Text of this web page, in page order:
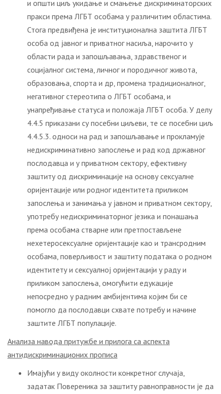
и општи циљ укидање и смањење дискриминаторских
пракси према ЛГБТ особама у различитим областима.
Стога предвиђена је институционална заштита ЛГБТ
особа од јавног и приватног насиља, нарочито у
области рада и запошљавања, здравственог и
социјалног система, личног и породичног живота,
образовања, спорта и др, промена традиционалног,
негативног стереотипа о ЛГБТ особама, и
унапређивање статуса и положаја ЛГБТ особа. У делу
4.4.5 приказани су посебни циљеви, те се посебни циљ
4.4.5.3. односи на рад и запошљавање и прокламује
недискриминативно запослење и рад код државног
послодавца и у приватном сектору, ефективну
заштиту од дискриминације на основу сексуалне
оријентације или родног идентитета приликом
запослења и занимања у јавном и приватном сектору,
употребу недискриминаторног језика и понашања
према особама стварне или претпостављене
нехетеросексуалне оријентације као и трансродним
особама, поверљивост и заштиту података о родном
идентитету и сексуалној оријентацији у раду и
приликом запослења, омогућити едукације
непосредно у радним амбијентима којим би се
помогло да послодавци схвате потребу и начине
заштите ЛГБТ популације.
Анализа навода притужбе и прилога са аспекта
антидискриминационих прописа
Имајући у виду околности конкретног случаја,
задатак Повереника за заштиту равноправности је да